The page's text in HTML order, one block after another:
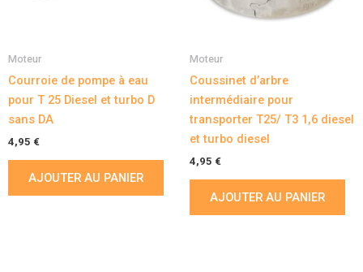
Moteur
Courroie de pompe à eau
pour T 25 Diesel et turbo D
sans DA
4,95 €
AJOUTER AU PANIER
Moteur
Coussinet d’arbre
intermédiaire pour
transporter T25/ T3 1,6 diesel
et turbo diesel
4,95 €
AJOUTER AU PANIER